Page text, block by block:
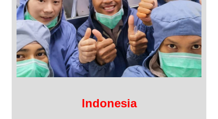
Indonesia